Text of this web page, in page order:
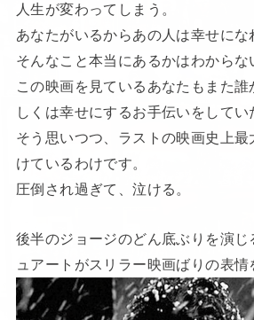
人生が変わってしまう。
あなたがいるからあの人は幸せにな
そんなこと本当にあるかはわからな
この映画を見ているあなたもまた
しくは幸せにするお手伝いをしてい
そう思いつつ、ラストの映画史上
けているわけです。
圧倒され過ぎて、泣ける。
後半のジョージのどん底ぶりを演
ュアートがスリラー映画ばりの表情